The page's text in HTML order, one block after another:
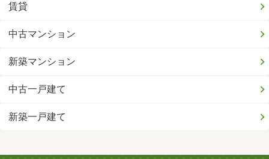
賃貸
中古マンション
新築マンション
中古一戸建て
新築一戸建て